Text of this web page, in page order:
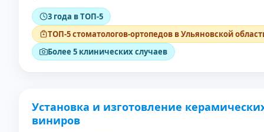
3 года в ТОП-5
ТОП-5 стоматологов-ортопедов в Ульяновской
Более 5 клинических случаев
ДО
Установка и изготовление
виниров